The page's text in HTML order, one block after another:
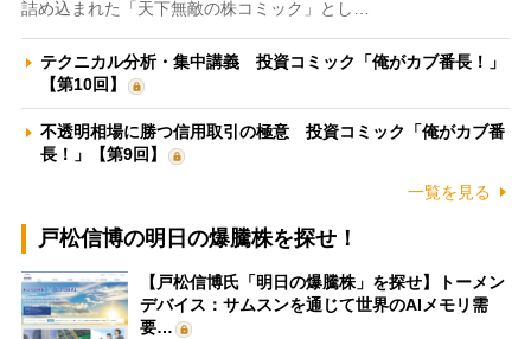
詰め込まれた「天下無敵の株コミック」とし…
テクニカル分析・集中講義 投資コミック「俺がカブ番長！」
【第10回】
不透明相場に勝つ信用取引の極意 投資コミック「俺がカブ番
長！」【第9回】
一覧を見る
戸松信博の明日の爆騰株を探せ！
【戸松信博氏「明日の爆騰株」を探せ】トーメン
デバイス：サムスンを通じて世界のAIメモリ需
要…